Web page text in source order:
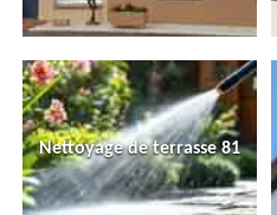
Nettoyage de terrasse 81